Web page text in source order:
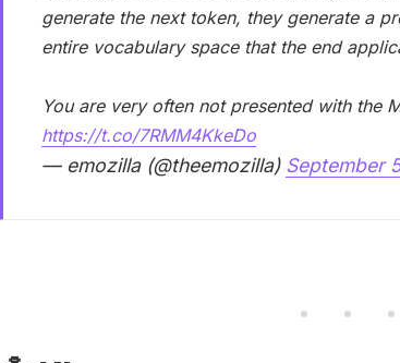
generate the next token, they generate a
entire vocabulary space that the end
You are very often not presented with the
https://t.co/7RMM4KkeDo
— emozilla (@theemozilla) September